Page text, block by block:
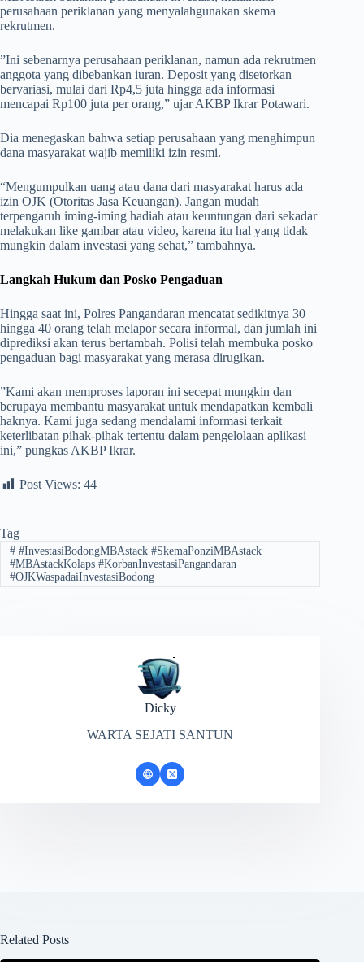
perusahaan periklanan yang menyalahgunakan skema
rekrutmen.
​”Ini sebenarnya perusahaan periklanan, namun ada rekrutmen
anggota yang dibebankan iuran. Deposit yang disetorkan
bervariasi, mulai dari Rp4,5 juta hingga ada informasi
mencapai Rp100 juta per orang,” ujar AKBP Ikrar Potawari.
​Dia menegaskan bahwa setiap perusahaan yang menghimpun
dana masyarakat wajib memiliki izin resmi.
“Mengumpulkan uang atau dana dari masyarakat harus ada
izin OJK (Otoritas Jasa Keuangan). Jangan mudah
terpengaruh iming-iming hadiah atau keuntungan dari sekadar
melakukan like gambar atau video, karena itu hal yang tidak
mungkin dalam investasi yang sehat,” tambahnya.
Langkah Hukum dan Posko Pengaduan
​Hingga saat ini, Polres Pangandaran mencatat sedikitnya 30
hingga 40 orang telah melapor secara informal, dan jumlah ini
diprediksi akan terus bertambah. Polisi telah membuka posko
pengaduan bagi masyarakat yang merasa dirugikan.
​”Kami akan memproses laporan ini secepat mungkin dan
berupaya membantu masyarakat untuk mendapatkan kembali
haknya. Kami juga sedang mendalami informasi terkait
keterlibatan pihak-pihak tertentu dalam pengelolaan aplikasi
ini,” pungkas AKBP Ikrar.
Post Views: 44
Tag
##InvestasiBodongMBAstack ​#SkemaPonziMBAstack
#MBAstackKolaps #KorbanInvestasiPangandaran ​
#OJKWaspadaiInvestasiBodong
Dicky
WARTA SEJATI SANTUN
Related Posts